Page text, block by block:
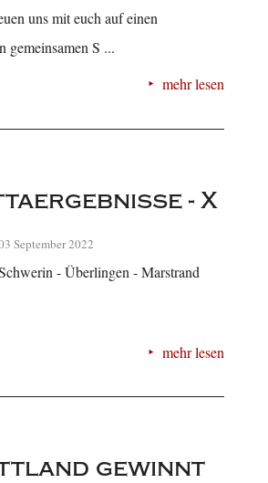
uns mit euch auf einen
gemeinsamen S ...
mehr lesen
- X
September 2022
- Überlingen - Marstrand
mehr lesen
gewinnt